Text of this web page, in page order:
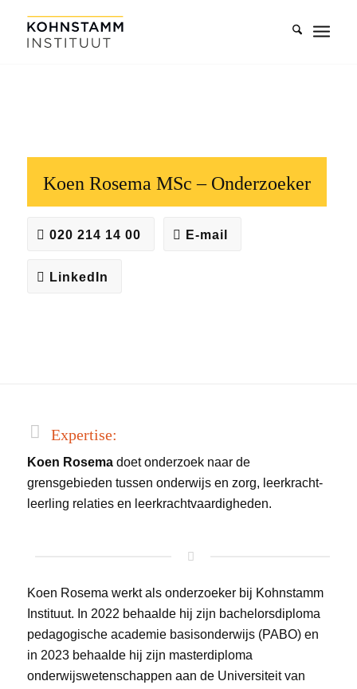
Koen Rosema MSc – Onderzoeker
020 214 14 00 E-mail
LinkedIn
Expertise:
Koen Rosemadoet onderzoek naar de
grensgebieden tussen onderwijs en zorg, leerkracht-
leerling relaties en leerkrachtvaardigheden.
Koen Rosema werkt als onderzoeker bij Kohnstamm
Instituut. In 2022 behaalde hij zijn bachelorsdiploma
pedagogische academie basisonderwijs (PABO) en
in 2023 behaalde hij zijn masterdiploma
onderwijswetenschappen aan de Universiteit van